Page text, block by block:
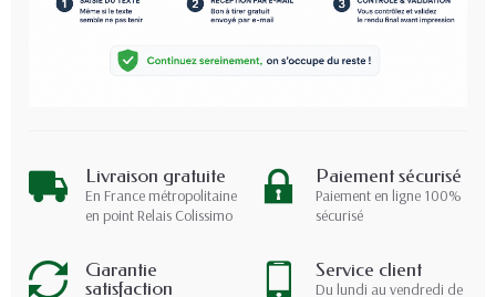
Livraison gratuite
En France métropolitaine
en point Relais Colissimo
Paiement sécurisé
Paiement en ligne 100%
sécurisé
Garantie
satisfaction
Service client
Du lundi au vendredi de